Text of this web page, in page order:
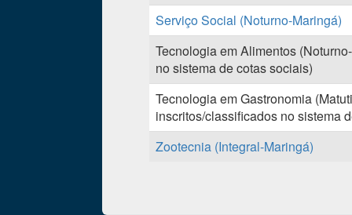
Serviço Social (Noturno-Maringá)
Tecnologia em Alimentos
no sistema de cotas sociais)
Tecnologia em Gastronomia
inscritos/classificados no sistema
Zootecnia (Integral-Maringá)